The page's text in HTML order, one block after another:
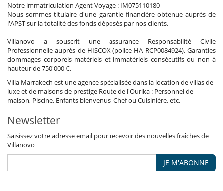
Notre immatriculation Agent Voyage : IM075110180
Nous sommes titulaire d'une garantie financière obtenue auprès de
l'APST sur la totalité des fonds déposés par nos clients.
Villanovo a souscrit une assurance Responsabilité Civile
Professionnelle auprès de HISCOX (police HA RCP0084924), Garanties
dommages corporels matériels et immatériels consécutifs ou non à
hauteur de 750'000 €.
Villa Marrakech est une agence spécialisée dans la location de villas de
luxe et de maisons de prestige Route de l'Ourika : Personnel de
maison, Piscine, Enfants bienvenus, Chef ou Cuisinière, etc.
Newsletter
Saisissez votre adresse email pour recevoir des nouvelles fraîches de
Villanovo
JE M'ABONNE